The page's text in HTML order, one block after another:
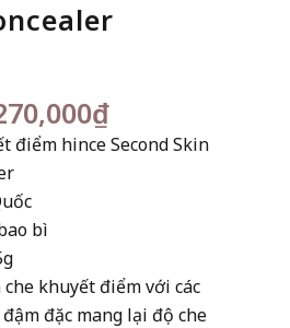
₫Giá
hiện
điểm hince Second Skin
bì
che khuyết điểm với các
đặc mang lại độ che